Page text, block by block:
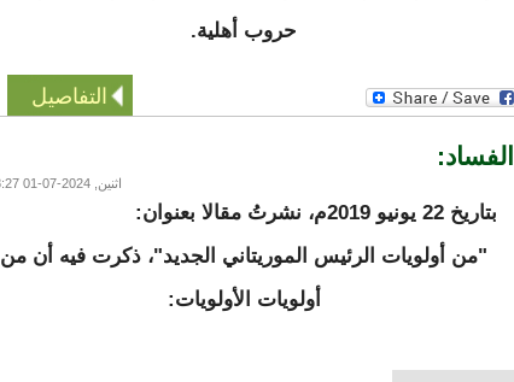
حروب أهلية.
التفاصيل
اثنين, 2024-07-01 13:27
بتاريخ 22 يونيو 2019م، نشرتُ مقالا بعنوان:
"من أولويات الرئيس الموريتاني الجديد"، ذكرت فيه أن من
أولويات الأولويات: